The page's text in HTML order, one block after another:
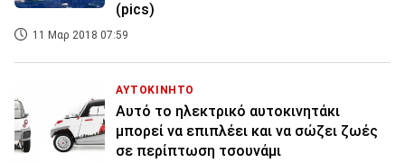
(pics)
11 Μαρ 2018 07:59
ΑΥΤΟΚΙΝΗΤΟ
Αυτό το ηλεκτρικό αυτοκινητάκι
μπορεί να επιπλέει και να σώζει ζωές
σε περίπτωση τσουνάμι